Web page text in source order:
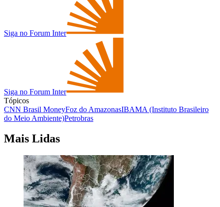
Siga no Forum Inter
Siga no Forum Inter
Tópicos
CNN Brasil MoneyFoz do AmazonasIBAMA (Instituto Brasileiro
do Meio Ambiente)Petrobras
Mais Lidas